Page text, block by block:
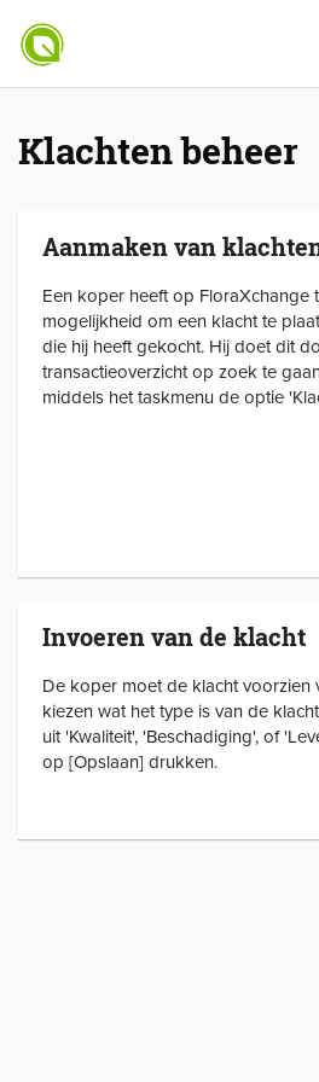
Klachten beheer
Aanmaken van
Een koper heeft op FloraXchange
mogelijkheid om een klacht te
die hij heeft gekocht. Hij doet dit
transactieoverzicht op zoek te
middels het taskmenu de optie
Invoeren van de klacht
De koper moet de klacht voorzien
kiezen wat het type is van de
uit 'Kwaliteit', 'Beschadiging', of
op [Opslaan] drukken.